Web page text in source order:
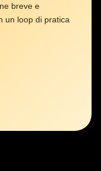
breve e
un loop di pratica